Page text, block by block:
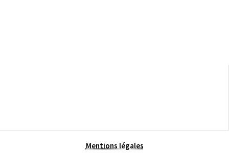
Mentions légales